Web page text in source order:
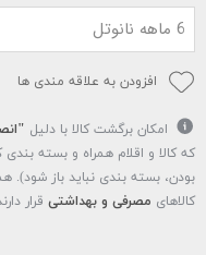
6 ماهه نانوتل
افزودن به علاقه مندی ها
امکان برگشت کالا با دلیل
که کالا و اقلام همراه و بسته
بودن، بسته بندی نباید باز شود).
کالاهای مصرفی و بهداشتی قرار